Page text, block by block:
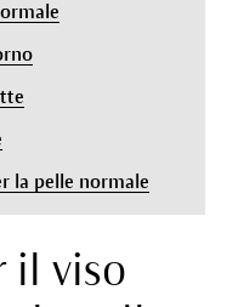
la pelle normale
il viso